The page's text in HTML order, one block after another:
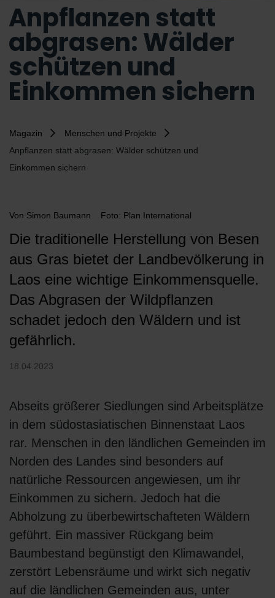
Anpflanzen statt
abgrasen: Wälder
schützen und
Einkommen sichern
Magazin
Menschen und Projekte
Anpflanzen statt abgrasen: Wälder schützen und
Einkommen sichern
Von Simon Baumann Foto: Plan International
Die traditionelle Herstellung von Besen
aus Gras bietet der Landbevölkerung in
Laos eine wichtige Einkommensquelle.
Das Abgrasen der Wildpflanzen
schadet jedoch den Wäldern und ist
gefährlich.
18.04.2023
Abseits größerer Siedlungen sind Arbeitsplätze
in dem südostasiatischen Binnenstaat Laos
rar. Menschen in den ländlichen Gemeinden im
Norden des Landes sind besonders auf
natürliche Ressourcen angewiesen, um ihr
Einkommen zu sichern. Jedoch hat die
Abholzung zu überbewirtschafteten Wäldern
geführt. Ein massiver Rückgang beim
Baumbestand begünstigt den Klimawandel,
zerstört Lebensräume und wirkt sich negativ
auf die ländlichen Gemeinden aus, unter